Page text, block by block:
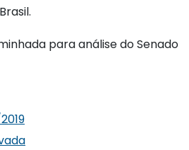
para análise do Senado